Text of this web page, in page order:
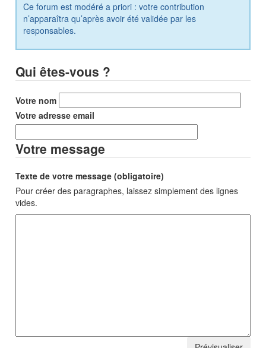
Ce forum est modéré a priori : votre contribution
n’apparaîtra qu’après avoir été validée par les
responsables.
Qui êtes-vous ?
Votre nom
Votre adresse email
Votre message
Texte de votre message (obligatoire)
Pour créer des paragraphes, laissez simplement des lignes
vides.